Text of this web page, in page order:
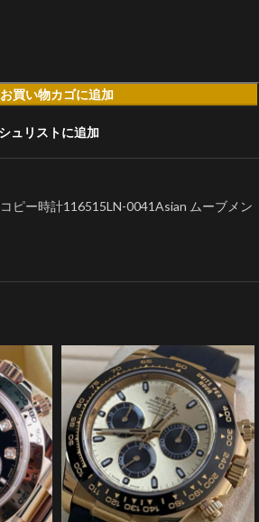
お買い物カゴに追加
ュリストに追加
ピー時計116515LN-0041Asian ムーブメン